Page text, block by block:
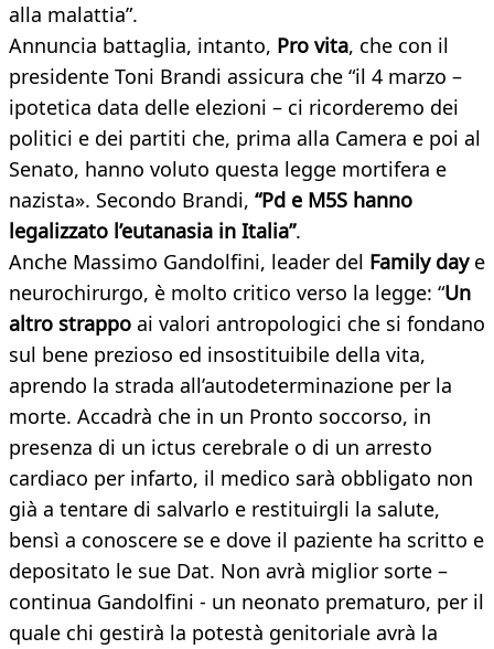
alla malattia”.
Annuncia battaglia, intanto, Pro vita, che con il
presidente Toni Brandi assicura che “il 4 marzo –
ipotetica data delle elezioni – ci ricorderemo dei
politici e dei partiti che, prima alla Camera e poi al
Senato, hanno voluto questa legge mortifera e
nazista». Secondo Brandi, “Pd e M5S hanno
legalizzato l’eutanasia in Italia”.
Anche Massimo Gandolfini, leader del Family daye
neurochirurgo, è molto critico verso la legge: “Un
altro strappo ai valori antropologici che si fondano
sul bene prezioso ed insostituibile della vita,
aprendo la strada all’autodeterminazione per la
morte. Accadrà che in un Pronto soccorso, in
presenza di un ictus cerebrale o di un arresto
cardiaco per infarto, il medico sarà obbligato non
già a tentare di salvarlo e restituirgli la salute,
bensì a conoscere se e dove il paziente ha scritto e
depositato le sue Dat. Non avrà miglior sorte –
continua Gandolfini - un neonato prematuro, per il
quale chi gestirà la potestà genitoriale avrà la